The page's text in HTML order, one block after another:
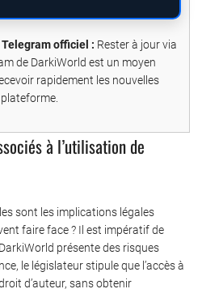
officiel : Rester à jour via
de DarkiWorld est un moyen
rapidement les nouvelles
à l’utilisation de
sont les implications légales
faire face ? Il est impératif de
présente des risques
le législateur stipule que l’accès à
d’auteur, sans obtenir